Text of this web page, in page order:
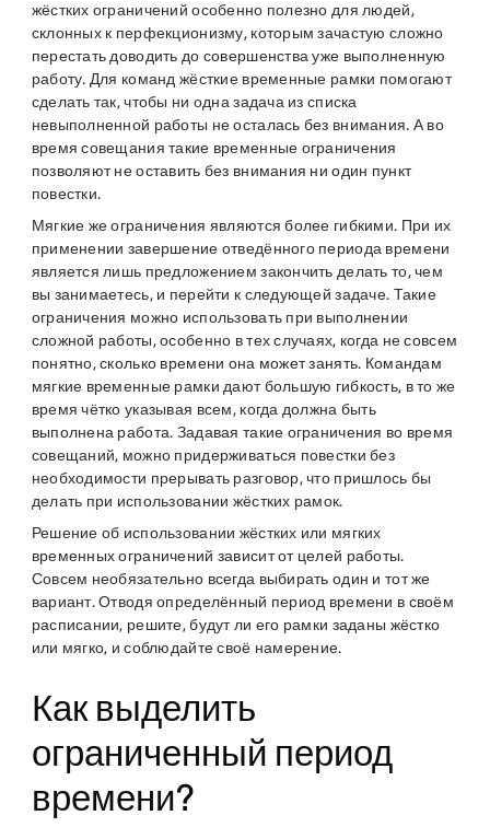
жёстких ограничений особенно полезно для людей,
склонных к перфекционизму, которым зачастую сложно
перестать доводить до совершенства уже выполненную
работу. Для команд жёсткие временные рамки помогают
сделать так, чтобы ни одна задача из списка
невыполненной работы не осталась без внимания. А во
время совещания такие временные ограничения
позволяют не оставить без внимания ни один пункт
повестки.
Мягкие же ограничения являются более гибкими. При их
применении завершение отведённого периода времени
является лишь предложением закончить делать то, чем
вы занимаетесь, и перейти к следующей задаче. Такие
ограничения можно использовать при выполнении
сложной работы, особенно в тех случаях, когда не совсем
понятно, сколько времени она может занять. Командам
мягкие временные рамки дают большую гибкость, в то же
время чётко указывая всем, когда должна быть
выполнена работа. Задавая такие ограничения во время
совещаний, можно придерживаться повестки без
необходимости прерывать разговор, что пришлось бы
делать при использовании жёстких рамок.
Решение об использовании жёстких или мягких
временных ограничений зависит от целей работы.
Совсем необязательно всегда выбирать один и тот же
вариант. Отводя определённый период времени в своём
расписании, решите, будут ли его рамки заданы жёстко
или мягко, и соблюдайте своё намерение.
Как выделить
ограниченный период
времени?